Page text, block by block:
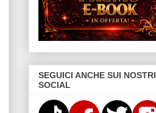
SEGUICI ANCHE SUI NOSTRI
SOCIAL